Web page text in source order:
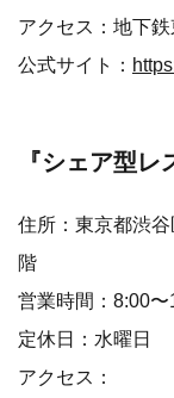
アクセス：地下
公式サイト：
『シェア型レ
住所：東京都渋
階
営業時間：8:00
定休日：水曜日
アクセス：